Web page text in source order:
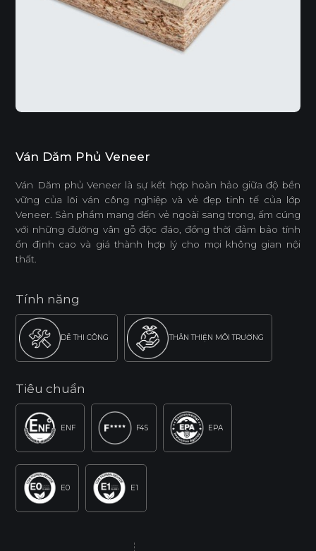
Ván Dăm Phủ Veneer
Ván Dăm phủ Veneer là sự kết hợp hoàn hảo giữa độ bền
vững của lõi ván công nghiệp và vẻ đẹp tinh tế của lớp
Veneer. Sản phẩm mang đến vẻ ngoài sang trọng, ấm cúng
với những đường vân gỗ độc đáo, đồng thời đảm bảo tính
ổn định cao và giá thành hợp lý cho mọi không gian nội
thất.
Tính năng
DỄ THI CÔNG THÂN THIỆN MÔI TRƯỜNG
Tiêu chuẩn
ENF F4S EPA
E0 E1